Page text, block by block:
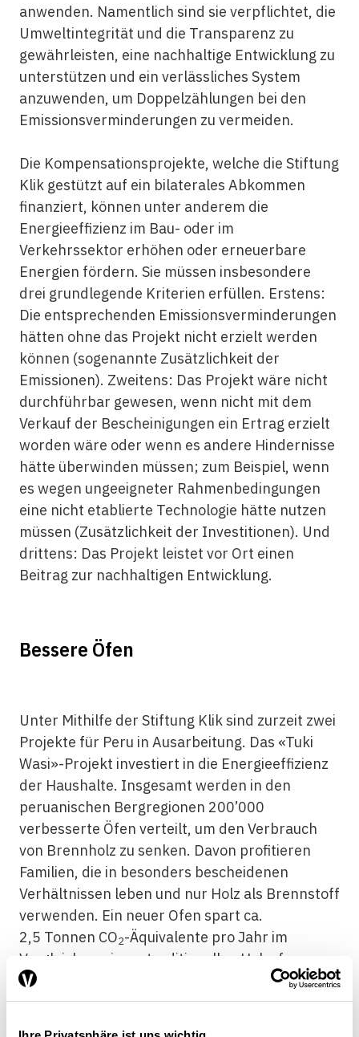
anwenden. Namentlich sind sie verpflichtet, die
Umweltintegrität und die Transparenz zu
gewährleisten, eine nachhaltige Entwicklung zu
unterstützen und ein verlässliches System
anzuwenden, um Doppelzählungen bei den
Emissionsverminderungen zu vermeiden.
Die Kompensationsprojekte, welche die Stiftung
Klik gestützt auf ein bilaterales Abkommen
finanziert, können unter anderem die
Energieeffizienz im Bau- oder im
Verkehrssektor erhöhen oder erneuerbare
Energien fördern. Sie müssen insbesondere
drei grundlegende Kriterien erfüllen. Erstens:
Die entsprechenden Emissionsverminderungen
hätten ohne das Projekt nicht erzielt werden
können (sogenannte Zusätzlichkeit der
Emissionen). Zweitens: Das Projekt wäre nicht
durchführbar gewesen, wenn nicht mit dem
Verkauf der Bescheinigungen ein Ertrag erzielt
worden wäre oder wenn es andere Hindernisse
hätte überwinden müssen; zum Beispiel, wenn
es wegen ungeeigneter Rahmenbedingungen
eine nicht etablierte Technologie hätte nutzen
müssen (Zusätzlichkeit der Investitionen). Und
drittens: Das Projekt leistet vor Ort einen
Beitrag zur nachhaltigen Entwicklung.
Bessere Öfen
Unter Mithilfe der Stiftung Klik sind zurzeit zwei
Projekte für Peru in Ausarbeitung. Das «Tuki
Wasi»-Projekt investiert in die Energieeffizienz
der Haushalte. Insgesamt werden in den
peruanischen Bergregionen 200’000
verbesserte Öfen verteilt, um den Verbrauch
von Brennholz zu senken. Davon profitieren
Familien, die in besonders bescheidenen
Verhältnissen leben und nur Holz als Brennstoff
verwenden. Ein neuer Ofen spart ca.
2,5 Tonnen CO2-Äquivalente pro Jahr im
Vergleich zu einem traditionellen Holzofen.
Beim zweiten Projekt werden grüne Kreditlinien